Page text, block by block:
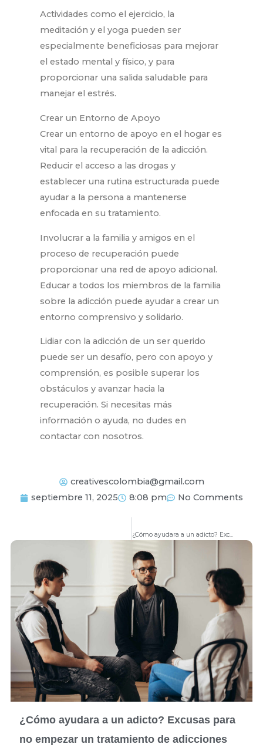
Actividades como el ejercicio, la
meditación y el yoga pueden ser
especialmente beneficiosas para mejorar
el estado mental y físico, y para
proporcionar una salida saludable para
manejar el estrés.
Crear un Entorno de Apoyo
Crear un entorno de apoyo en el hogar es
vital para la recuperación de la adicción.
Reducir el acceso a las drogas y
establecer una rutina estructurada puede
ayudar a la persona a mantenerse
enfocada en su tratamiento.
Involucrar a la familia y amigos en el
proceso de recuperación puede
proporcionar una red de apoyo adicional.
Educar a todos los miembros de la familia
sobre la adicción puede ayudar a crear un
entorno comprensivo y solidario.
Lidiar con la adicción de un ser querido
puede ser un desafío, pero con apoyo y
comprensión, es posible superar los
obstáculos y avanzar hacia la
recuperación. Si necesitas más
información o ayuda, no dudes en
contactar con nosotros.
creativescolombia@gmail.com
septiembre 11, 2025
8:08 pm No Comments
¿Cómo ayudara a un adicto? Excusas para no empezar un tratamiento de adicciones
¿Cómo ayudara a un adicto? Excusas para
no empezar un tratamiento de adicciones